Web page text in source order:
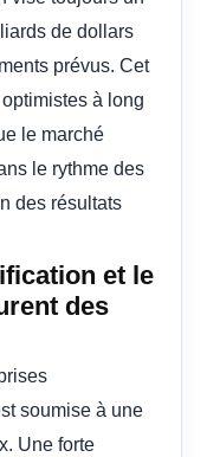
de dollars
prévus. Cet
à long
le marché
le rythme des
des résultats
et le
des
soumise à une
Une forte